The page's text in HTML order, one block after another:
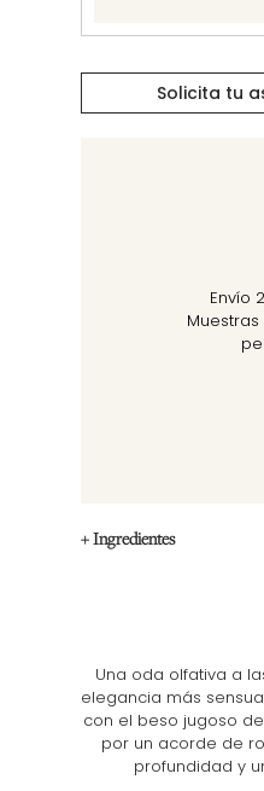
Solicita tu
Envío
+ Ingredientes
Una oda olfativa a
elegancia más
con el beso jugoso
por un acorde de
profundidad y